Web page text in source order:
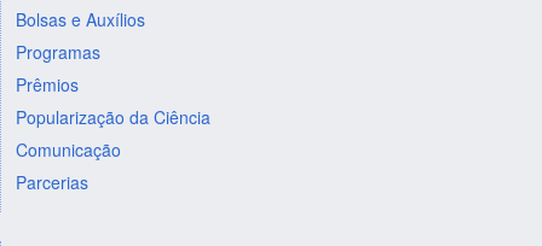
Bolsas e Auxílios
Programas
Prêmios
Popularização da Ciência
Comunicação
Parcerias